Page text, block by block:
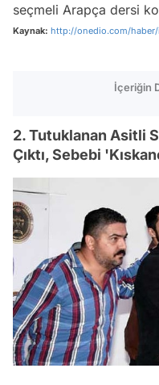
seçmeli Arapça dersi
Kaynak: http://onedio.com/
İçeriğin
2. Tutuklanan Asitli
Çıktı, Sebebi